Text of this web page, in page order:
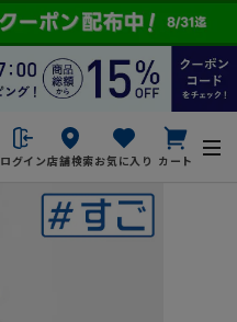
ログイン店舗検索お気に入り カート